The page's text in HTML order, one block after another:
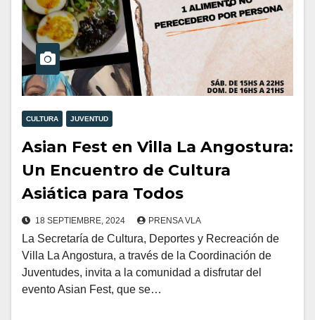
CULTURA JUVENTUD
Asian Fest en Villa La Angostura:
Un Encuentro de Cultura
Asiática para Todos
18 SEPTIEMBRE, 2024 PRENSA VLA
La Secretaría de Cultura, Deportes y Recreación de
Villa La Angostura, a través de la Coordinación de
Juventudes, invita a la comunidad a disfrutar del
evento Asian Fest, que se…